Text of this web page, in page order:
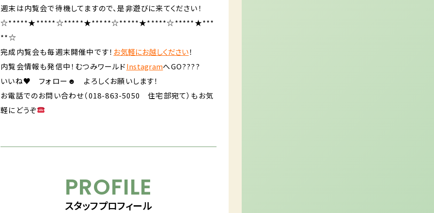
週末は内覧会で待機してますので、是非遊びに来てください！
☆*****★*****☆*****★*****☆*****★*****☆*****★***
**☆
完成内覧会も毎週末開催中です！ お気軽にお越しください！
内覧会情報も発信中！むつみワールドInstagramへGO????
いいね♥ フォロー☻ よろしくお願いします！
お電話でのお問い合わせ（018-863-5050 住宅部宛て）もお気
軽にどうぞ
PROFILE
スタッフプロフィール